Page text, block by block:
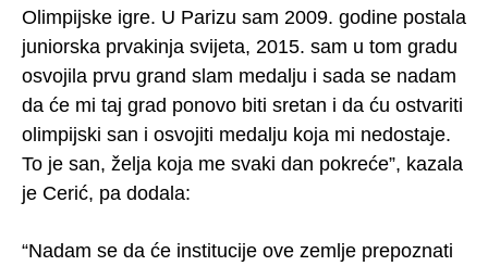
Olimpijske igre. U Parizu sam 2009. godine postala
juniorska prvakinja svijeta, 2015. sam u tom gradu
osvojila prvu grand slam medalju i sada se nadam
da će mi taj grad ponovo biti sretan i da ću ostvariti
olimpijski san i osvojiti medalju koja mi nedostaje.
To je san, želja koja me svaki dan pokreće”, kazala
je Cerić, pa dodala:
“Nadam se da će institucije ove zemlje prepoznati